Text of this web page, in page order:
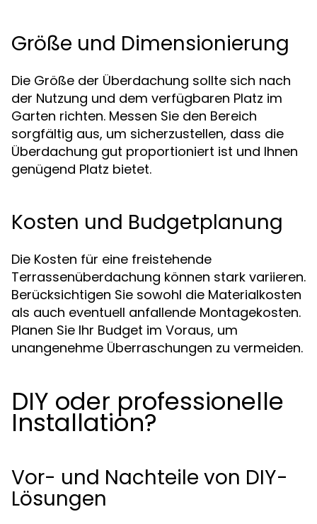
Größe und Dimensionierung
Die Größe der Überdachung sollte sich nach
der Nutzung und dem verfügbaren Platz im
Garten richten. Messen Sie den Bereich
sorgfältig aus, um sicherzustellen, dass die
Überdachung gut proportioniert ist und Ihnen
genügend Platz bietet.
Kosten und Budgetplanung
Die Kosten für eine freistehende
Terrassenüberdachung können stark variieren.
Berücksichtigen Sie sowohl die Materialkosten
als auch eventuell anfallende Montagekosten.
Planen Sie Ihr Budget im Voraus, um
unangenehme Überraschungen zu vermeiden.
DIY oder professionelle
Installation?
Vor- und Nachteile von DIY-
Lösungen